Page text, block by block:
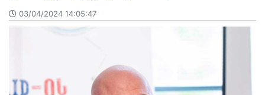
03/04/2024 14:05:47